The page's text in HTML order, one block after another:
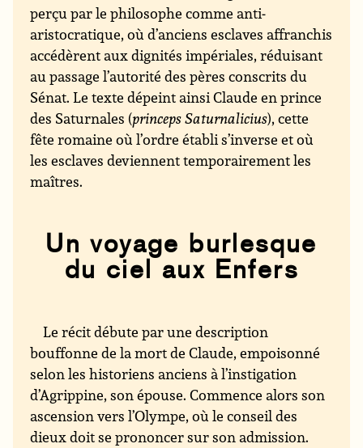
perçu par le philosophe comme anti-
aristocratique, où d’anciens esclaves affranchis
accédèrent aux dignités impériales, réduisant
au passage l’autorité des pères conscrits du
Sénat. Le texte dépeint ainsi Claude en prince
des Saturnales (princeps Saturnalicius), cette
fête romaine où l’ordre établi s’inverse et où
les esclaves deviennent temporairement les
maîtres.
Un voyage burlesque
du ciel aux Enfers
Le récit débute par une description
bouffonne de la mort de Claude, empoisonné
selon les historiens anciens à l’instigation
d’Agrippine, son épouse. Commence alors son
ascension vers l’Olympe, où le conseil des
dieux doit se prononcer sur son admission.